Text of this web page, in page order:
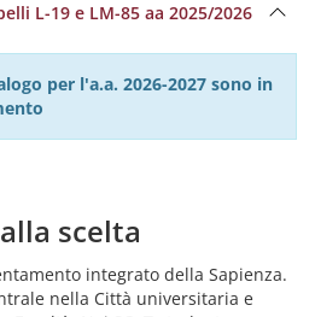
L-19 e LM-85 aa 2025/2026
per l'a.a. 2026-2027 sono in
scelta
integrato della Sapienza.
nella Città universitaria e